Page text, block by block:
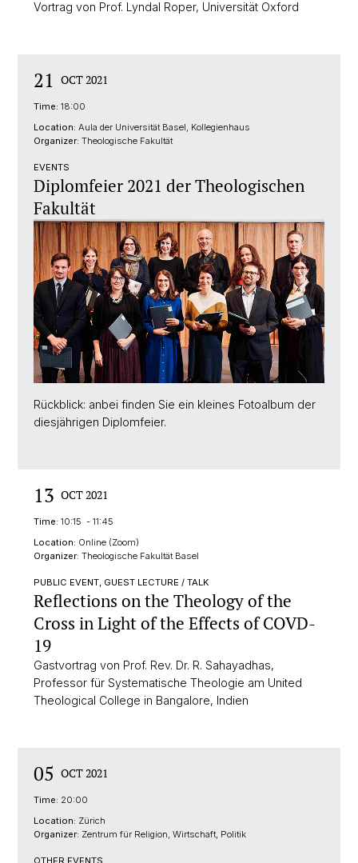
Vortrag von Prof. Lyndal Roper, Universität Oxford
21 OCT 2021
Time: 18:00
Location: Aula der Universität Basel, Kollegienhaus
Organizer: Theologische Fakultät
EVENTS
Diplomfeier 2021 der Theologischen
Fakultät
Rückblick: anbei finden Sie ein kleines Fotoalbum der
diesjährigen Diplomfeier.
13 OCT 2021
Time: 10:15 - 11:45
Location: Online (Zoom)
Organizer: Theologische Fakultät Basel
PUBLIC EVENT, GUEST LECTURE / TALK
Reflections on the Theology of the
Cross in Light of the Effects of COVD-
19
Gastvortrag von Prof. Rev. Dr. R. Sahayadhas,
Professor für Systematische Theologie am United
Theological College in Bangalore, Indien
05 OCT 2021
Time: 20:00
Location: Zürich
Organizer: Zentrum für Religion, Wirtschaft, Politik
OTHER EVENTS